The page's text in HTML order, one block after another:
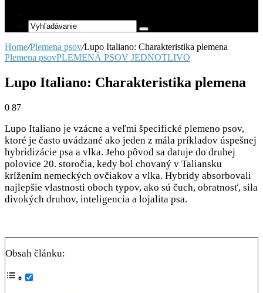
Article
Vyhľadávanie
Home/Plemena psov/Lupo Italiano: Charakteristika plemena
Plemena psovPLEMENÁ PSOV JEDNOTLIVO
Lupo Italiano: Charakteristika plemena
0 87
Lupo Italiano je vzácne a veľmi špecifické plemeno psov,
ktoré je často uvádzané ako jeden z mála príkladov úspešnej
hybridizácie psa a vlka. Jeho pôvod sa datuje do druhej
polovice 20. storočia, kedy bol chovaný v Taliansku
krížením nemeckých ovčiakov a vlka. Hybridy absorbovali
najlepšie vlastnosti oboch typov, ako sú čuch, obratnosť, sila
divokých druhov, inteligencia a lojalita psa.
Obsah článku: